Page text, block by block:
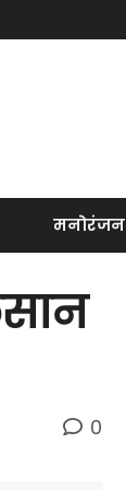
मनोरंजन
0